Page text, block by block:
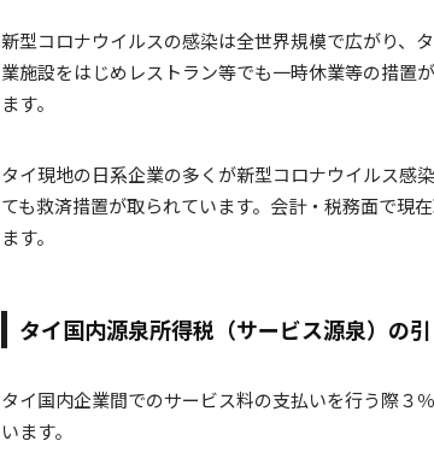
新型コロナウイルスの感染は全世界規模で広がり、
業施設をはじめレストラン等でも一時休業等の措置
ます。
タイ現地の日系企業の多くが新型コロナウイルス感
ても救済措置が取られています。会計・税務面で現
ます。
タイ国内源泉所得税（サービス源泉）の
タイ国内企業間でのサービス料の支払いを行う際３
います。